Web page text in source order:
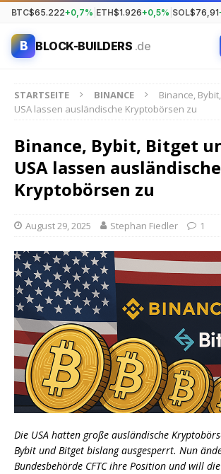
BTC$65.222+0,7% ETH$1.926+0,5% SOL$76,91
B BLOCK-BUILDERS .de
STARTSEITE BINANCE
Binance,
USA lassen ausländische Kryptobörsen zu
Binance, Bybit, Bitget
USA lassen ausländische
Kryptobörsen zu
August 29, 2025 Stephan Fiedler 1
Die USA hatten große ausländische
Bybit und Bitget bislang ausgesperrt. Nun
Bundesbehörde CFTC ihre Position und will